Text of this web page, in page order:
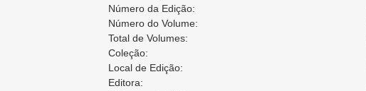
Número da Edição:
Número do Volume:
Total de Volumes:
Coleção:
Local de Edição:
Editora: